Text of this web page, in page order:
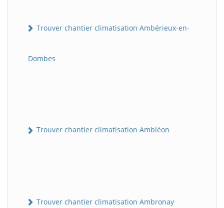
Trouver chantier climatisation Ambérieux-en-
Dombes
Trouver chantier climatisation Ambléon
Trouver chantier climatisation Ambronay